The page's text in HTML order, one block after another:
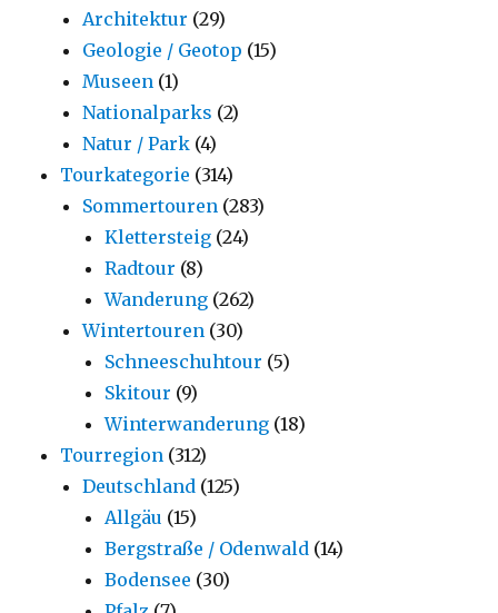
Architektur (29)
Geologie / Geotop (15)
Museen (1)
Nationalparks (2)
Natur / Park (4)
Tourkategorie (314)
Sommertouren (283)
Klettersteig (24)
Radtour (8)
Wanderung (262)
Wintertouren (30)
Schneeschuhtour (5)
Skitour (9)
Winterwanderung (18)
Tourregion (312)
Deutschland (125)
Allgäu (15)
Bergstraße / Odenwald (14)
Bodensee (30)